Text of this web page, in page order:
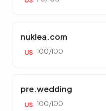
nuklea.com
US 100/100
pre.wedding
US 100/100